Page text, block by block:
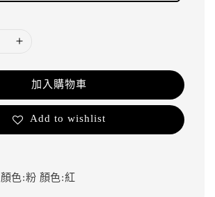
加入購物車
Add to wishlist
顏色:粉 顏色:紅